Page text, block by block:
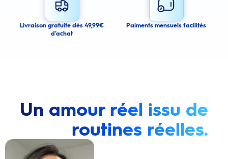
Cancel
Livraison gratuite dès 49,99€
d’achat
Paiments mensuels facilités
Un amour réel issu de
routines réelles.
Lire la vidéo : Une jeune femme montre comment elle a amélioré l’apparence de ses dents